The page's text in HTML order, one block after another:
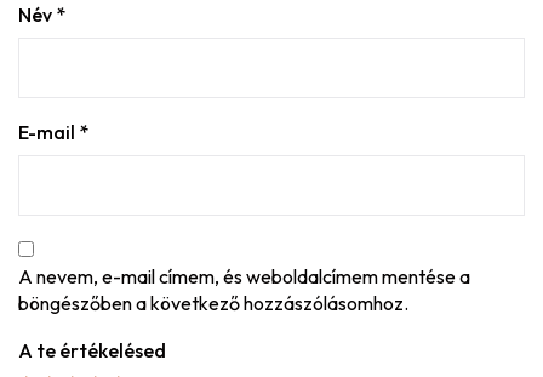
Név *
E-mail *
A nevem, e-mail címem, és weboldalcímem mentése a
böngészőben a következő hozzászólásomhoz.
A te értékelésed